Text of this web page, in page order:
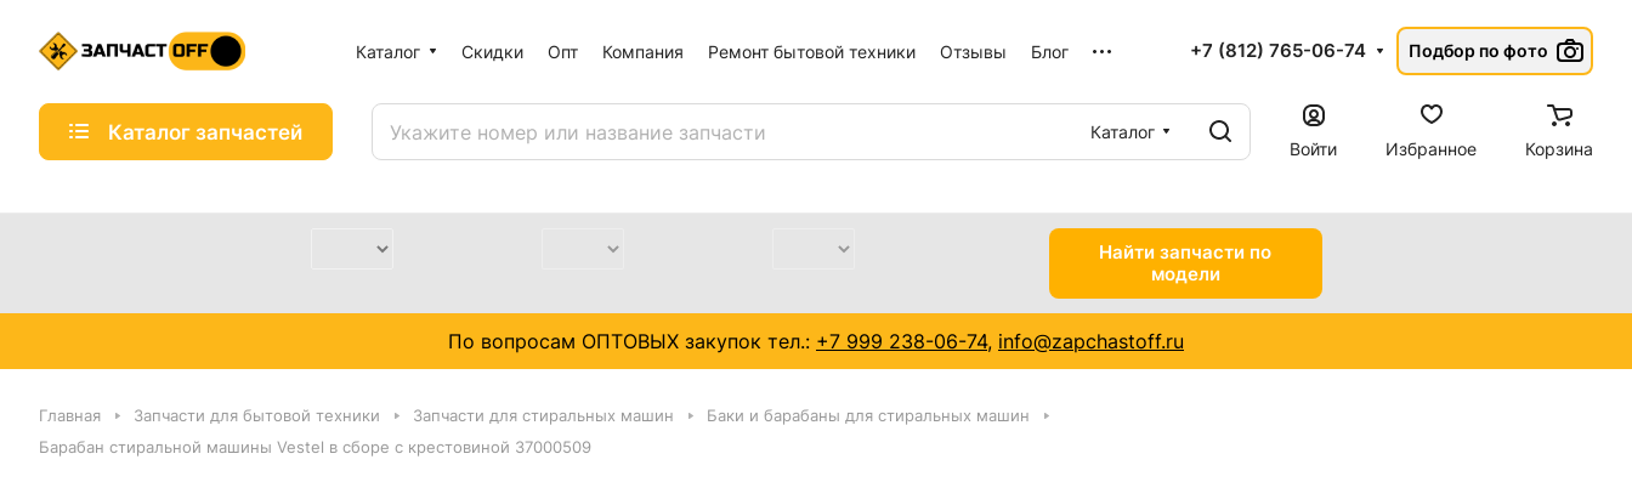
Каталог Скидки Опт Компания Ремонт бытовой техники Отзывы Блог +7 (812) 765-06-74 Подбор по фото
Каталог запчастей
Каталог
Войти
Избранное Корзина
Найти запчасти по
модели
По вопросам ОПТОВЫХ закупок тел.: +7 999 238-06-74, info@zapchastoff.ru
Главная Запчасти для бытовой техники Запчасти для стиральных машин
Баки и барабаны для стиральных машин
Барабан стиральной машины Vestel в сборе с крестовиной 37000509